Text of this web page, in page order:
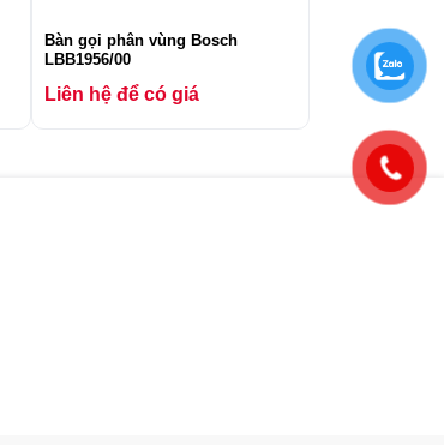
Bàn gọi phân vùng Bosch
LBB1956/00
Liên hệ để có giá